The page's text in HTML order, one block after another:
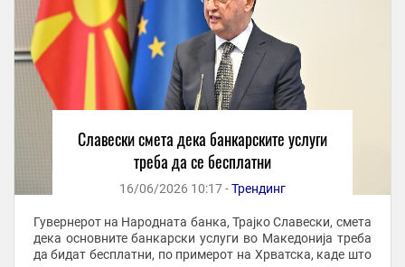
Славески смета дека банкарските услуги
треба да се бесплатни
16/06/2026 10:17 -Трендинг
Гувернерот на Народната банка, Трајко Славески, смета
дека основните банкарски услуги во Македонија треба
да бидат бесплатни, по примерот на Хрватска, каде што